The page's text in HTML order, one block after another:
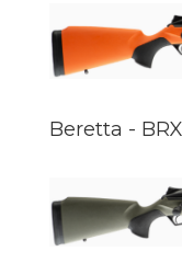
Beretta -